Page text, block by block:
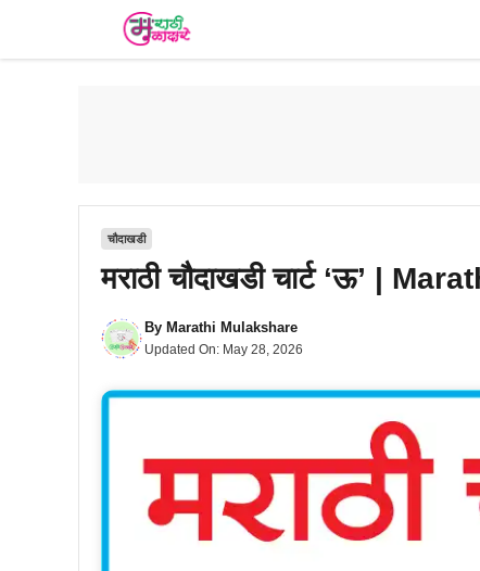
content
चौदाखडी
मराठी चौदाखडी चार्ट ‘ऊ’ |
By Marathi Mulakshare
Updated On: May 28, 2026